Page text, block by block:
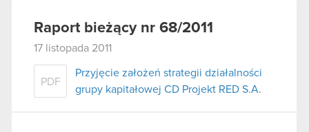
Raport bieżący nr 68/2011
17 listopada 2011
PDF
Przyjęcie założeń strategii działalności
grupy kapitałowej CD Projekt RED S.A.